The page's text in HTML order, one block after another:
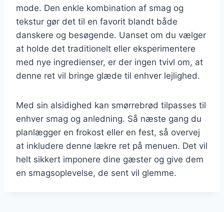
mode. Den enkle kombination af smag og
tekstur gør det til en favorit blandt både
danskere og besøgende. Uanset om du vælger
at holde det traditionelt eller eksperimentere
med nye ingredienser, er der ingen tvivl om, at
denne ret vil bringe glæde til enhver lejlighed.
Med sin alsidighed kan smørrebrød tilpasses til
enhver smag og anledning. Så næste gang du
planlægger en frokost eller en fest, så overvej
at inkludere denne lækre ret på menuen. Det vil
helt sikkert imponere dine gæster og give dem
en smagsoplevelse, de sent vil glemme.